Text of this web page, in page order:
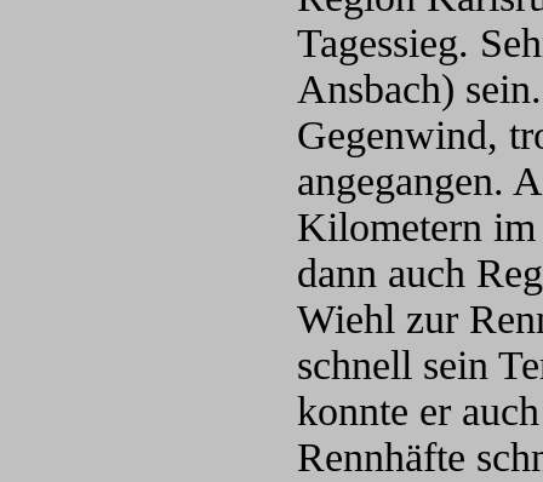
Tagessieg.
Ansbach)
Gegenwind,
angegangen.
Kilometern im
dann auch
Wiehl zur
schnell sein
konnte er
Rennhäfte